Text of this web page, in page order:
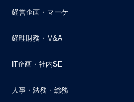
経営企画・マーケ
経理財務・M&A
IT企画・社内SE
人事・法務・総務